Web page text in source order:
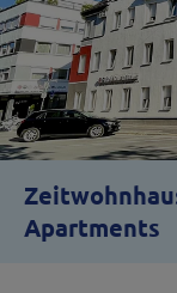
Apartments